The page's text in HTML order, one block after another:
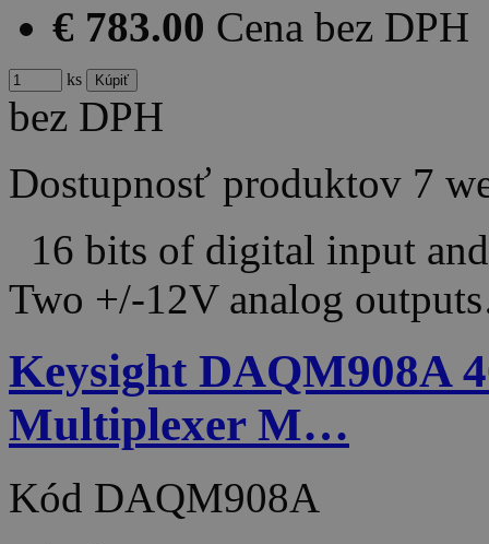
€ 783.00 Cena bez DPH
ks
bez DPH
Dostupnosť produktov 7
16 bits of digital input
Two +/-12V analog
Keysight DAQM908A
Multiplexer M…
Kód DAQM908A